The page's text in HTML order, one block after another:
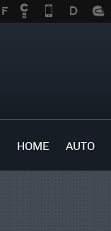
HOME AUTO